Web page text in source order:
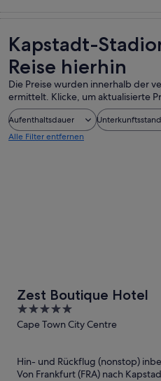
Kapstadt-
Reise hierhin
Die Preise wurden innerhalb der
ermittelt. Klicke, um aktualisierte
Aufenthaltsdauer
Alle Filter entfernen
Zest Boutique Hotel
5
out
Cape Town City Centre
Hin- und Rückflug (nonstop)
Von Frankfurt (FRA) nach